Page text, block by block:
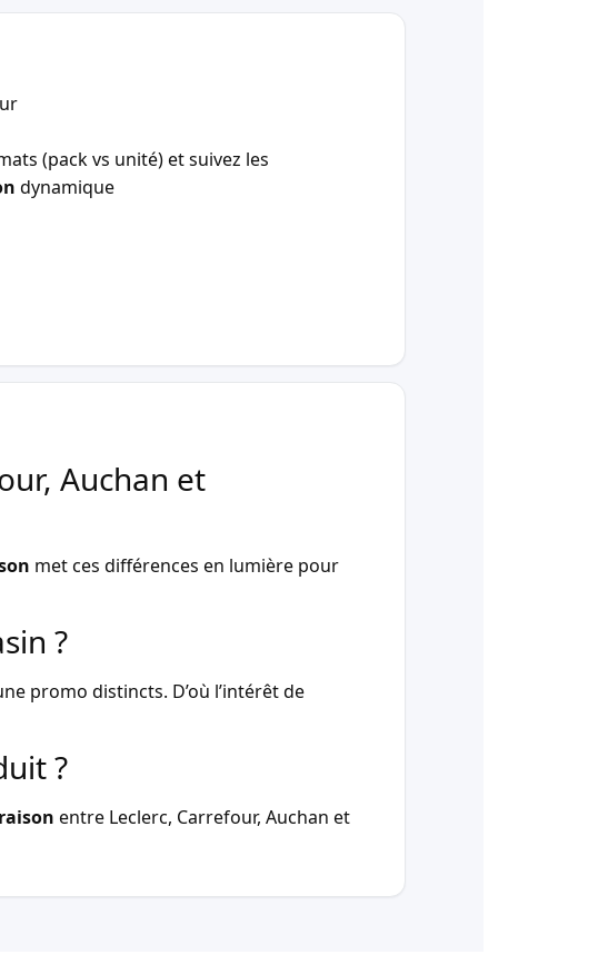
(pack vs unité) et suivez les
dynamique
Auchan et
met ces différences en lumière pour
?
promo distincts. D’où l’intérêt de
?
entre Leclerc, Carrefour, Auchan et